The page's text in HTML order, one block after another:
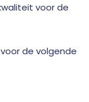
voor de
de volgende